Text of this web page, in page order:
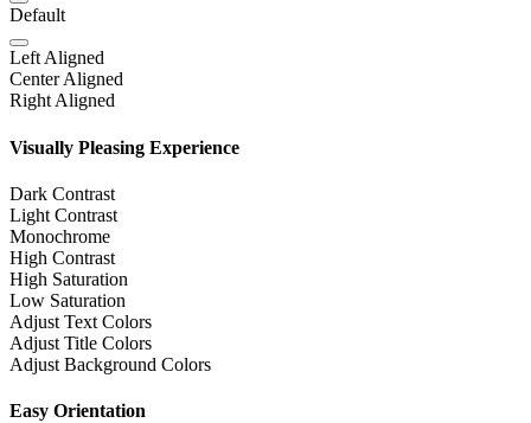
Default
Left Aligned
Center Aligned
Right Aligned
Visually Pleasing Experience
Dark Contrast
Light Contrast
Monochrome
High Contrast
High Saturation
Low Saturation
Adjust Text Colors
Adjust Title Colors
Adjust Background Colors
Easy Orientation